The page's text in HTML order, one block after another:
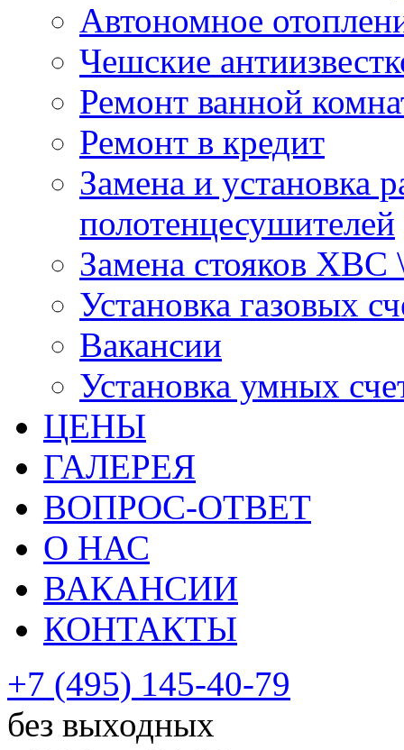
Автономное
Чешские
Ремонт ванной
Ремонт в кредит
Замена и установка
полотенцесушителей
Замена стояков
Установка газовых
Вакансии
Установка умных
ЦЕНЫ
ГАЛЕРЕЯ
ВОПРОС-ОТВЕТ
О НАС
ВАКАНСИИ
КОНТАКТЫ
+7 (495) 145-40-79
без выходных